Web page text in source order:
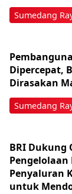
Sumedang
Sumedang
Dipercepat,
Dirasakan
BRI Dukung
Pengelolaan
Penyaluran
untuk